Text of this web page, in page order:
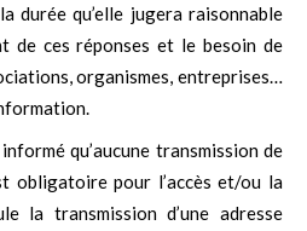
durée qu’elle jugera raisonnable
de ces réponses et le besoin de
organismes, entreprises…
qu’aucune transmission de
obligatoire pour l’accès et/ou la
la transmission d’une adresse